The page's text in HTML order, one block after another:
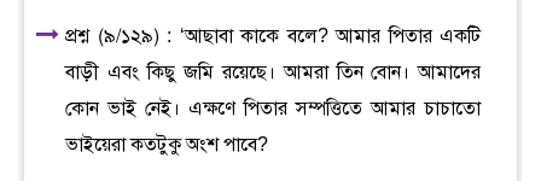
প্রশ্ন (৯/১২৯) : ‘আছাবা কাকে বলে? আমার পিতার একটি
বাড়ী এবং কিছু জমি রয়েছে। আমরা তিন বোন। আমাদের
কোন ভাই নেই। এক্ষণে পিতার সম্পত্তিতে আমার চাচাতো
ভাইয়েরা কতটুকু অংশ পাবে?